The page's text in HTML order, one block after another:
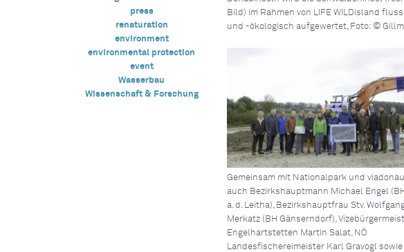
Bild) im Rahmen von LIFE WILDisland
und -ökologisch aufgewertet, Foto: ©
Gemeinsam mit Nationalpark und
auch Bezirkshauptmann Michael Engel
a. d. Leitha), Bezirkshauptfrau Stv.
Merkatz (BH Gänserndorf),
Engelhartstetten Martin Salat, NÖ
Landesfischereimeister Karl Gravogl sowie
press
renaturation
environment
environmental protection
event
Wasserbau
Wissenschaft & Forschung